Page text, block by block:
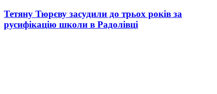
Тетяну Тюрєву засудили до трьох років за
русифікацію школи в Радолівці